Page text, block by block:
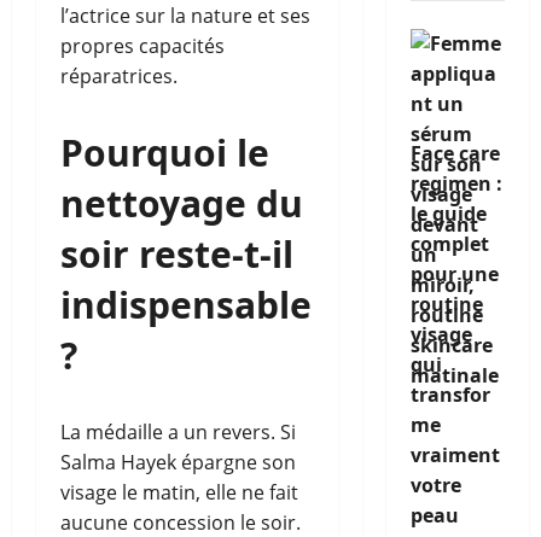
l’actrice sur la nature et ses
propres capacités
réparatrices.
Pourquoi le
nettoyage du
soir reste-t-il
indispensable
?
La médaille a un revers. Si
Salma Hayek épargne son
visage le matin, elle ne fait
aucune concession le soir.
Face care
regimen :
le guide
complet
pour une
routine
visage
qui
transfor
me
vraiment
votre
peau